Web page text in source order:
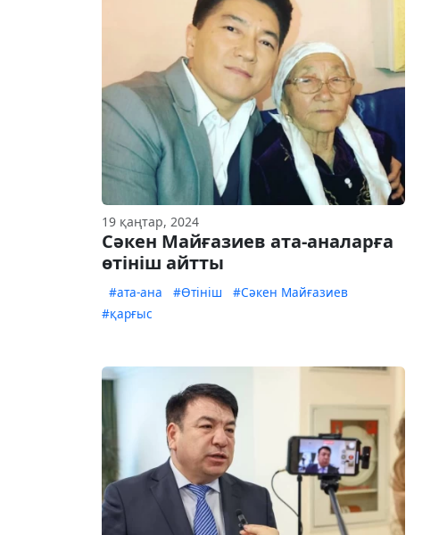
19 қаңтар, 2024
Сәкен Майғазиев ата-аналарға
өтініш айтты
#ата-ана #Өтініш
#Сәкен Майғазиев
#қарғыс